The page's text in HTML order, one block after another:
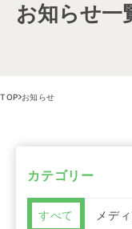
お知らせ一
TOP お知らせ
カテゴリー
すべて メデ